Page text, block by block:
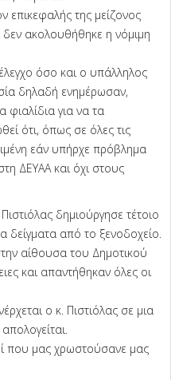
επικεφαλής της μείζονος
δεν ακολουθήθηκε η νόμιμη
όσο και ο υπάλληλος
δηλαδή ενημέρωσαν,
για να τα
ότι, όπως σε όλες τις
εάν υπήρχε πρόβλημα
ΔΕΥΑΑ και όχι στους
δημιούργησε τέτοιο
δείγματα από το ξενοδοχείο.
αίθουσα του Δημοτικού
και απαντήθηκαν όλες οι
ο κ. Πιστιόλας σε μια
που μας χρωστούσανε μας